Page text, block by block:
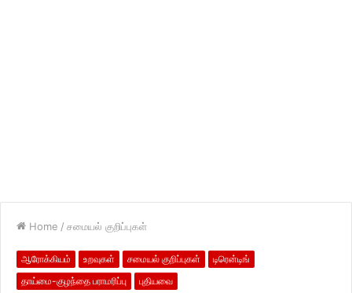
Home / சமையல் குறிப்புகள்
ஆரோக்கியம் உறவுகள் சமையல் குறிப்புகள்
டிரென்டிங்
தாய்மை-குழந்தை பராமரிப்பு
புதியவை